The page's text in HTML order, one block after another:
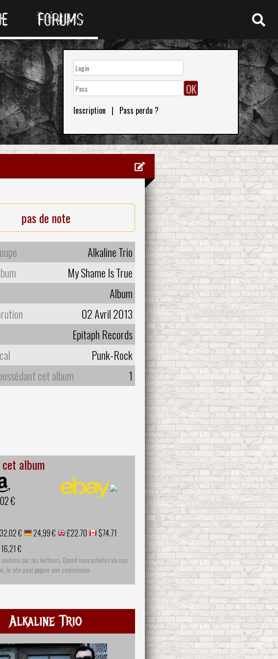
FORUMS
Inscription | Pass perdu ?
pas de note
Alkaline Trio
My Shame Is True
Album
02 Avril 2013
Epitaph Records
Punk-Rock
cet album
1
album
€
32,02 € 24,99 € £22.70
$74.71
16,21 €
par ses lecteurs. Quand vous achetez via nos
le site peut gagner une commission
Alkaline Trio